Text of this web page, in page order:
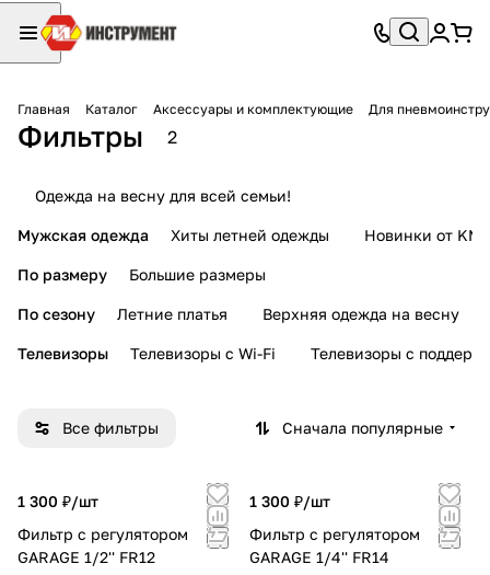
Главная Каталог Аксессуары и комплектующие Для
Фильтры 2
Одежда на весну для всей семьи!
Мужская одежда Хиты летней одежды Новинки от KMI
По размеру Большие размеры
По сезону Летние платья Верхняя одежда на весну
Телевизоры Телевизоры с Wi-Fi Телевизоры с
Все фильтры Сначала популярные
1 300 ₽/шт
Фильтр с регулятором
GARAGE 1/2'' FR12
1 300 ₽/шт
Фильтр с регулятором
GARAGE 1/4'' FR14